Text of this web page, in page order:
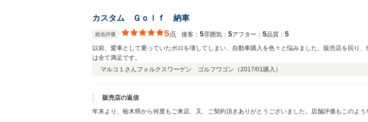
カスタム Ｇｏｌｆ 納車
総合評価 5点 接客： 5雰囲気： 5アフター： 5品質： 5
以前、愛車として乗っていたポロを壊してしまい、自動車購入を色々と悩みました。販売店を回り
は全て満足です。
マルコ１さんフォルクスワーゲン ゴルフワゴン（2017/01購入）
販売店の返信
年末より、栃木県から何度もご来店、又、ご契約頂きありがとうございました。店舗評価もこのよ